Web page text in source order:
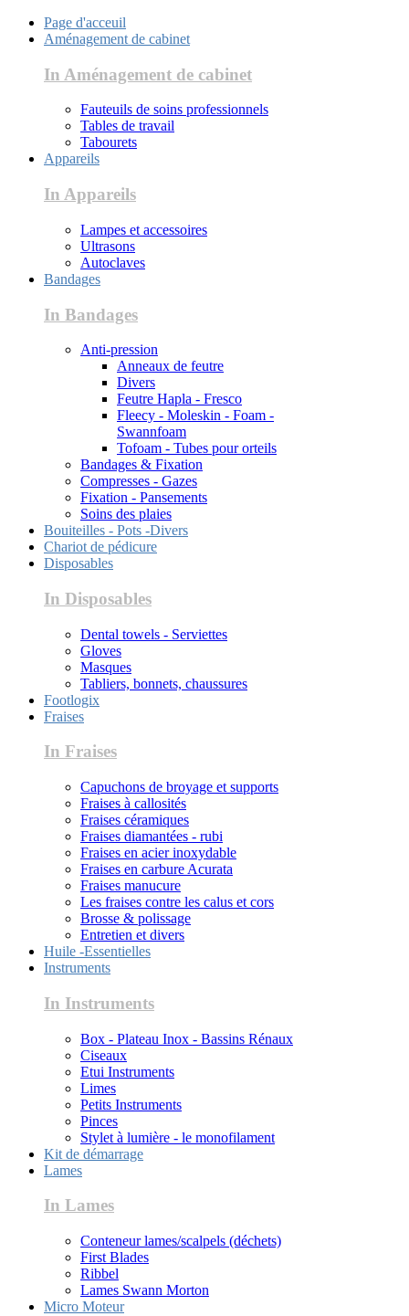
Page d'acceuil
Aménagement de cabinet
In Aménagement de cabinet
Fauteuils de soins professionnels
Tables de travail
Tabourets
Appareils
In Appareils
Lampes et accessoires
Ultrasons
Autoclaves
Bandages
In Bandages
Anti-pression
Anneaux de feutre
Divers
Feutre Hapla - Fresco
Fleecy - Moleskin - Foam -
Swannfoam
Tofoam - Tubes pour orteils
Bandages & Fixation
Compresses - Gazes
Fixation - Pansements
Soins des plaies
Bouiteilles - Pots -Divers
Chariot de pédicure
Disposables
In Disposables
Dental towels - Serviettes
Gloves
Masques
Tabliers, bonnets, chaussures
Footlogix
Fraises
In Fraises
Capuchons de broyage et supports
Fraises à callosités
Fraises céramiques
Fraises diamantées - rubi
Fraises en acier inoxydable
Fraises en carbure Acurata
Fraises manucure
Les fraises contre les calus et cors
Brosse & polissage
Entretien et divers
Huile -Essentielles
Instruments
In Instruments
Box - Plateau Inox - Bassins Rénaux
Ciseaux
Etui Instruments
Limes
Petits Instruments
Pinces
Stylet à lumière - le monofilament
Kit de démarrage
Lames
In Lames
Conteneur lames/scalpels (déchets)
First Blades
Ribbel
Lames Swann Morton
Micro Moteur